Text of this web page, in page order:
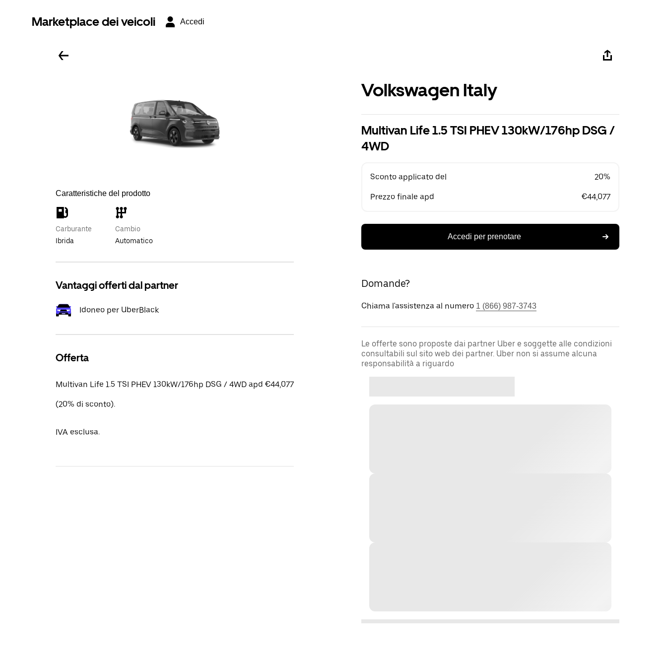
Marketplace dei veicoli Accedi
Caratteristiche del prodotto
Carburante
Ibrida
Cambio
Automatico
Vantaggi offerti dal partner
Idoneo per UberBlack
Offerta
Multivan Life 1.5 TSI PHEV 130kW/176hp DSG / 4WD apd €44,077
(20% di sconto).
IVA esclusa.
Volkswagen Italy
Multivan Life 1.5 TSI PHEV 130kW/176hp DSG /
4WD
Sconto applicato del 20%
Prezzo finale apd €44,077
Accedi per prenotare
Domande?
Chiama l'assistenza al numero 1 (866) 987-3743
Le offerte sono proposte dai partner Uber e soggette alle condizioni
consultabili sul sito web dei partner. Uber non si assume alcuna
responsabilità a riguardo